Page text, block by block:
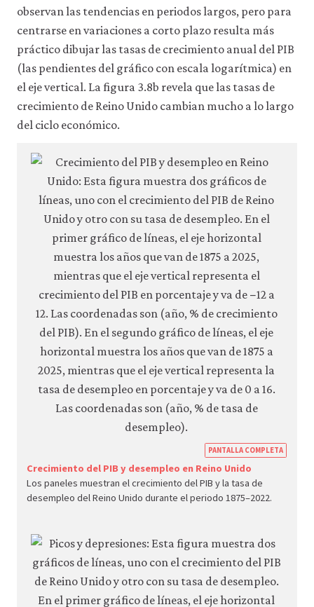
observan las tendencias en periodos largos, pero para
centrarse en variaciones a corto plazo resulta más
práctico dibujar las tasas de crecimiento anual del PIB
(las pendientes del gráfico con escala logarítmica) en
el eje vertical. La figura 3.8b revela que las tasas de
crecimiento de Reino Unido cambian mucho a lo largo
del ciclo económico.
PANTALLA COMPLETA
Crecimiento del PIB y desempleo en Reino Unido
Los paneles muestran el crecimiento del PIB y la tasa de
desempleo del Reino Unido durante el periodo 1875–2022.